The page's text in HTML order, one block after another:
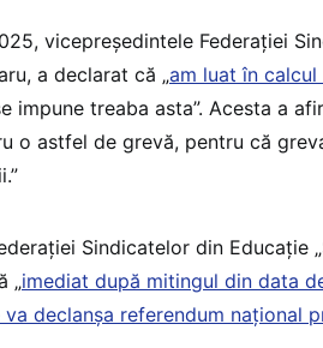
vicepreședintele Federației
a declarat că „am luat în calcul
impune treaba asta”. Acesta a
o astfel de grevă, pentru că
Sindicatelor din Educație
„imediat după mitingul din data
declanșa referendum național